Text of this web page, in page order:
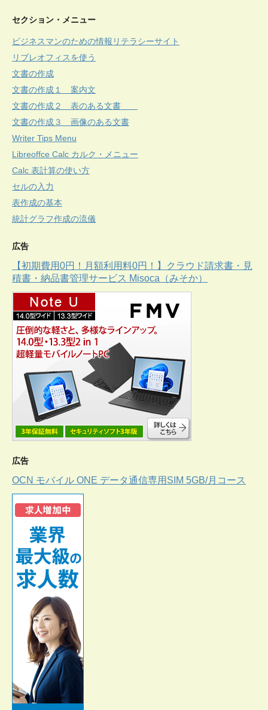
セクション・メニュー
ビジネスマンのための情報リテラシーサイト
リブレオフィスを使う
文書の作成
文書の作成１ 案内文
文書の作成２ 表のある文書
文書の作成３ 画像のある文書
Writer Tips Menu
Libreoffce Calc カルク・メニュー
Calc 表計算の使い方
セルの入力
表作成の基本
統計グラフ作成の流儀
広告
【初期費用0円！月額利用料0円！】クラウド請求書・見
積書・納品書管理サービス Misoca（みそか）
広告
OCN モバイル ONE データ通信専用SIM 5GB/月コース